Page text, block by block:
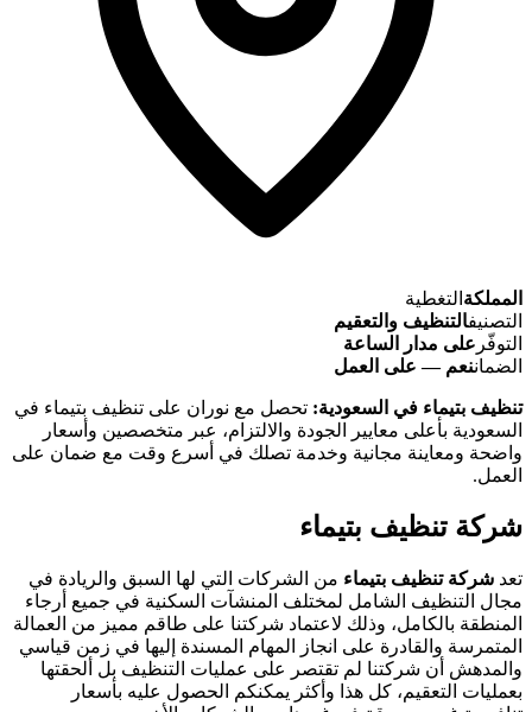
المملكة التغطية
التصنيفالتنظيف والتعقيم
التوفّر على مدار الساعة
الضماننعم — على العمل
تنظيف بتيماء في السعودية: تحصل مع نوران على تنظيف بتيماء في
السعودية بأعلى معايير الجودة والالتزام، عبر متخصصين وأسعار
واضحة ومعاينة مجانية وخدمة تصلك في أسرع وقت مع ضمان على
العمل.
شركة تنظيف بتيماء
تعد شركة تنظيف بتيماء من الشركات التي لها السبق والريادة في
مجال التنظيف الشامل لمختلف المنشآت السكنية في جميع أرجاء
المنطقة بالكامل، وذلك لاعتماد شركتنا على طاقم مميز من العمالة
المتمرسة والقادرة على انجاز المهام المسندة إليها في زمن قياسي
والمدهش أن شركتنا لم تقتصر على عمليات التنظيف بل ألحقتها
بعمليات التعقيم، كل هذا وأكثر يمكنكم الحصول عليه بأسعار